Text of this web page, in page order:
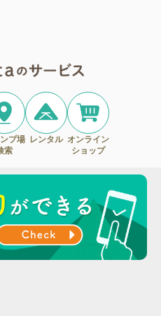
プ場
索
レンタル オンライン
ショップ